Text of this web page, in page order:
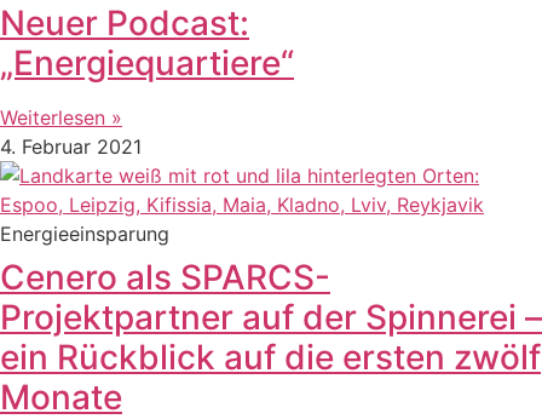
Neuer Podcast:
„Energiequartiere“
Weiterlesen »
4. Februar 2021
Energieeinsparung
Cenero als SPARCS-
Projektpartner auf der Spinnerei –
ein Rückblick auf die ersten zwölf
Monate